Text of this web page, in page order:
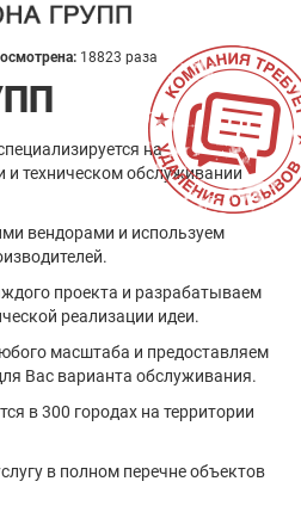
18823 раза
на
и техническом обслуживании
вендорами и используем
проекта и разрабатываем
реализации идеи.
масштаба и предоставляем
Вас варианта обслуживания.
в 300 городах на территории
в полном перечне объектов